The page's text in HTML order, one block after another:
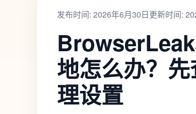
发布时间: 2026年6月30日更新时间:
地怎么办？
理设置